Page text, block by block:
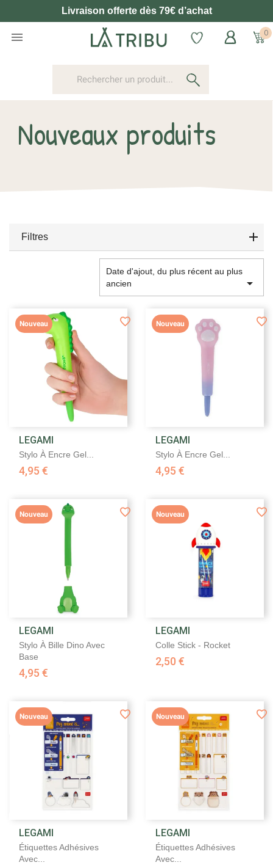
Livraison offerte dès 79€ d’achat
 0
Nouveaux produits
Filtres
Date d'ajout, du plus récent au plus
ancien

LEGAMI
Stylo À Encre Gel...
4,95 €
Nouveau
LEGAMI
Stylo À Encre Gel...
4,95 €
Nouveau
LEGAMI
Stylo À Bille Dino Avec
Base
4,95 €
Nouveau
LEGAMI
Colle Stick - Rocket
2,50 €
Nouveau
LEGAMI
Étiquettes Adhésives
Avec...
Nouveau
LEGAMI
Étiquettes Adhésives
Avec...
Nouveau